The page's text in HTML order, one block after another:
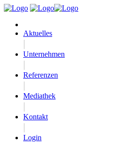
Aktuelles
|
Unternehmen
|
Referenzen
|
Mediathek
|
Kontakt
|
Login